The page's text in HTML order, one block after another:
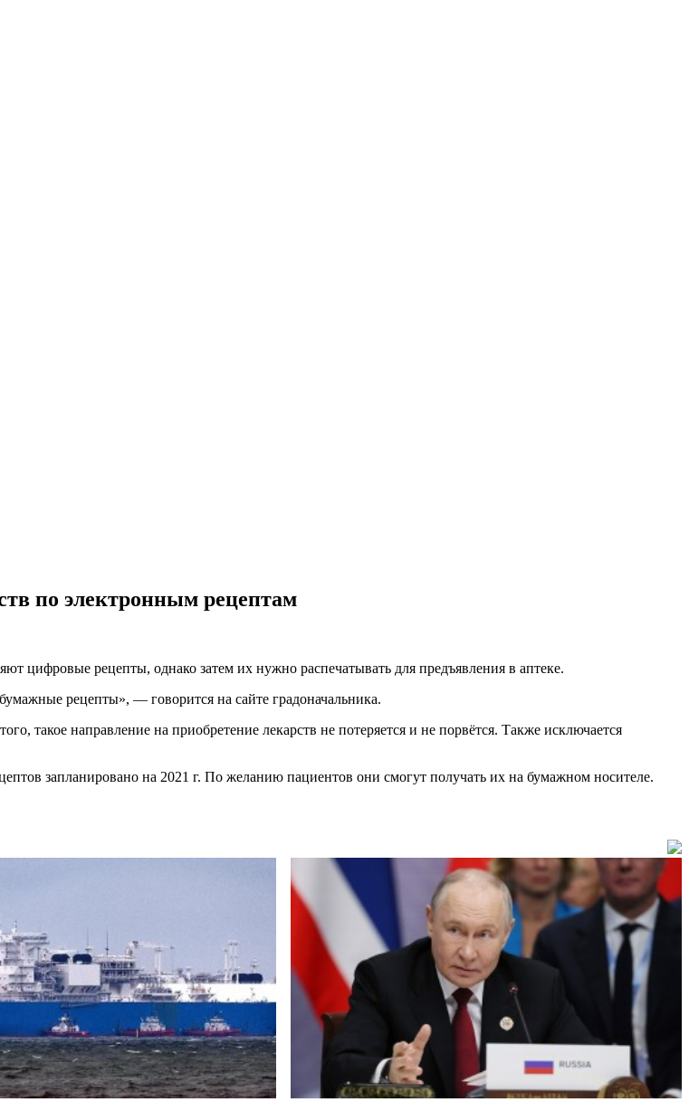
по электронным рецептам
рецепты, однако затем их нужно распечатывать для предъявления в аптеке.
рецепты», — говорится на сайте градоначальника.
такое направление на приобретение лекарств не потеряется и не порвётся. Также исключается
запланировано на 2021 г. По желанию пациентов они смогут получать их на бумажном носителе.